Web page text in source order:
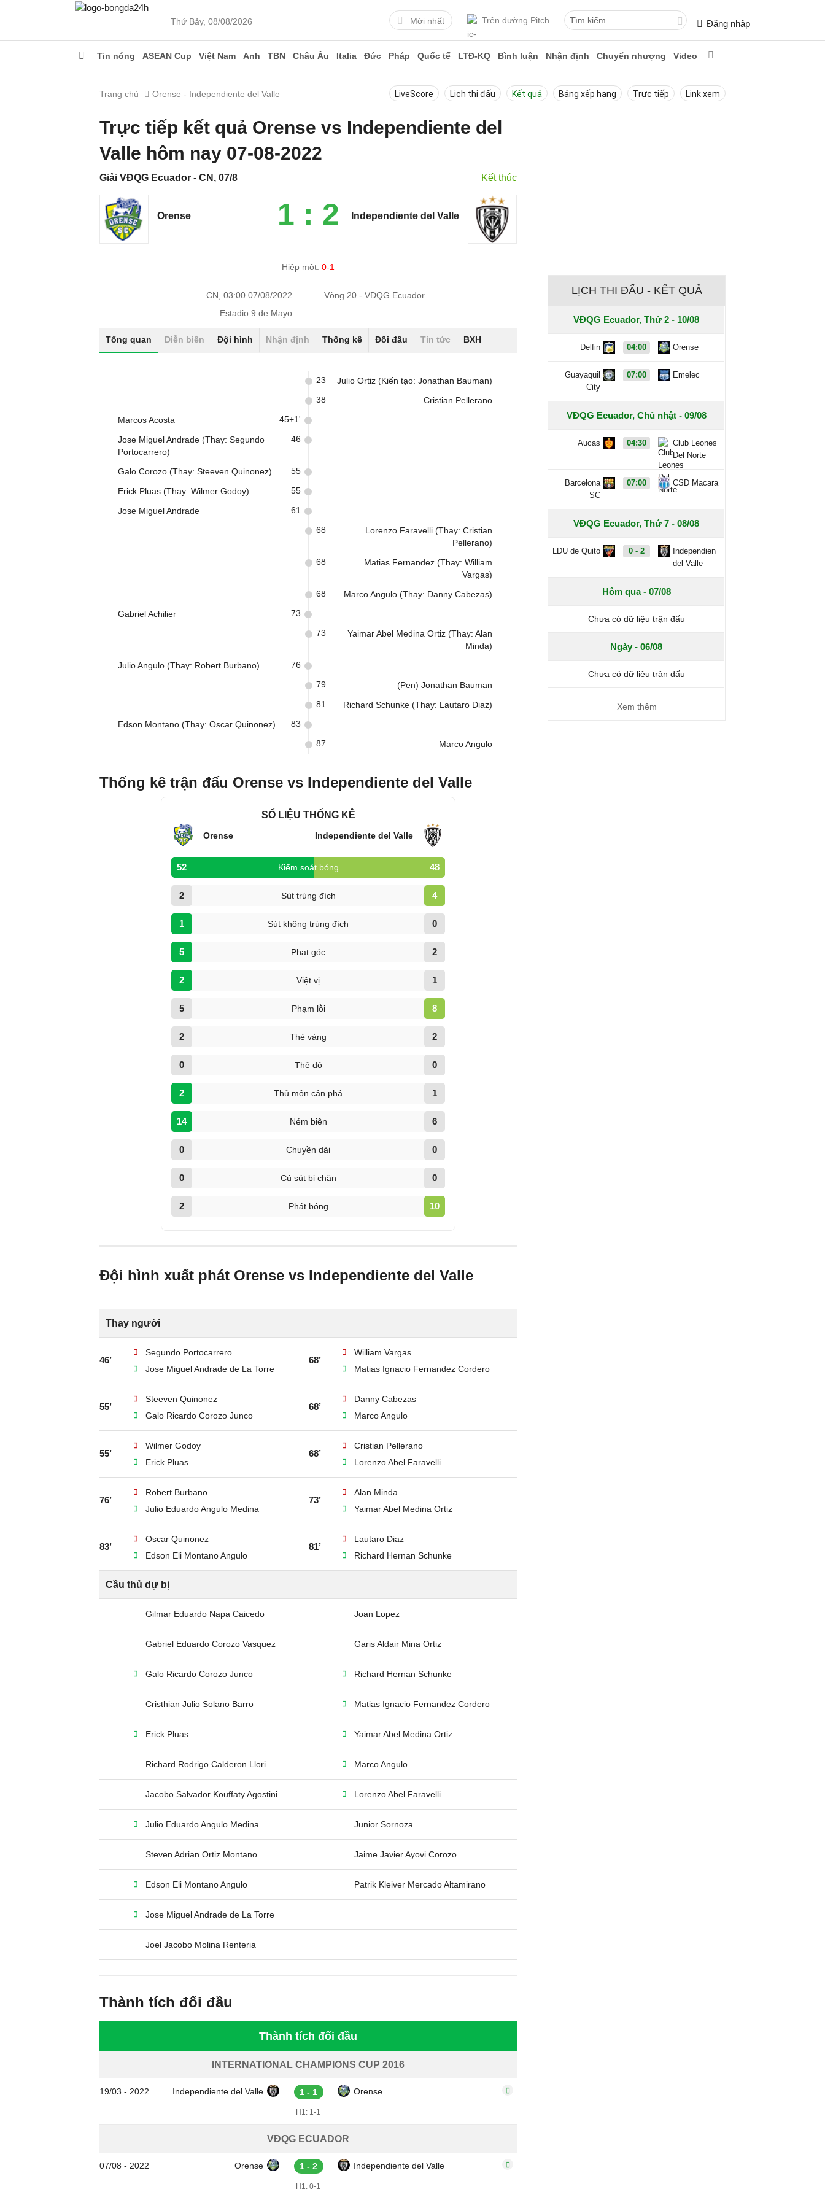
Thứ Bảy, 08/08/2026 Mới nhất Trên đường Pitch Đăng nhập
Tin nóng ASEAN Cup Việt Nam Anh TBN Châu Âu Italia Đức Pháp Quốc tế LTĐ-KQ Bình luận Nhận định Chuyển nhượng Video
Trang chủ Orense - Independiente del Valle LiveScore Lịch thi đấu Kết quả Bảng xếp hạng Trực tiếp Link xem
Trực tiếp kết quả Orense vs Independiente del
Valle hôm nay 07-08-2022
Giải VĐQG Ecuador - CN, 07/8 Kết thúc
Orense 1 : 2 Independiente del Valle
Hiệp một:0-1
CN, 03:00 07/08/2022
Vòng 20 - VĐQG Ecuador
Estadio 9 de Mayo
Tổng quan Diễn biến Đội hình Nhận định Thống kê Đối đầu Tin tức BXH
Julio Ortiz (Kiến tạo: Jonathan Bauman)
23
Cristian Pellerano
38
Marcos Acosta 45+1'
Jose Miguel Andrade (Thay: Segundo
Portocarrero)
46
Galo Corozo (Thay: Steeven Quinonez) 55
Erick Pluas (Thay: Wilmer Godoy) 55
Jose Miguel Andrade 61
Lorenzo Faravelli (Thay: Cristian
Pellerano)
68
Matias Fernandez (Thay: William
Vargas)
68
Marco Angulo (Thay: Danny Cabezas)
68
Gabriel Achilier 73
Yaimar Abel Medina Ortiz (Thay: Alan
Minda)
73
Julio Angulo (Thay: Robert Burbano) 76
(Pen) Jonathan Bauman
79
Richard Schunke (Thay: Lautaro Diaz)
81
Edson Montano (Thay: Oscar Quinonez) 83
Marco Angulo
87
Thống kê trận đấu Orense vs Independiente del Valle
SỐ LIỆU THỐNG KÊ
Orense Independiente del Valle
52 Kiểm soát bóng 48
2 Sút trúng đích 4
1 Sút không trúng đích 0
5 Phạt góc 2
2 Việt vị 1
5 Phạm lỗi 8
2 Thẻ vàng 2
0 Thẻ đỏ 0
2 Thủ môn cản phá 1
14 Ném biên 6
0 Chuyền dài 0
0 Cú sút bị chặn 0
2 Phát bóng 10
Đội hình xuất phát Orense vs Independiente del Valle
Thay người
46’
Segundo Portocarrero
Jose Miguel Andrade de La Torre
68’
William Vargas
Matias Ignacio Fernandez Cordero
55’
Steeven Quinonez
Galo Ricardo Corozo Junco
68’
Danny Cabezas
Marco Angulo
55’
Wilmer Godoy
Erick Pluas
68’
Cristian Pellerano
Lorenzo Abel Faravelli
76’
Robert Burbano
Julio Eduardo Angulo Medina
73’
Alan Minda
Yaimar Abel Medina Ortiz
83’
Oscar Quinonez
Edson Eli Montano Angulo
81’
Lautaro Diaz
Richard Hernan Schunke
Cầu thủ dự bị
Gilmar Eduardo Napa Caicedo Joan Lopez
Gabriel Eduardo Corozo Vasquez Garis Aldair Mina Ortiz
Galo Ricardo Corozo Junco Richard Hernan Schunke
Cristhian Julio Solano Barro Matias Ignacio Fernandez Cordero
Erick Pluas Yaimar Abel Medina Ortiz
Richard Rodrigo Calderon Llori Marco Angulo
Jacobo Salvador Kouffaty Agostini Lorenzo Abel Faravelli
Julio Eduardo Angulo Medina Junior Sornoza
Steven Adrian Ortiz Montano Jaime Javier Ayovi Corozo
Edson Eli Montano Angulo Patrik Kleiver Mercado Altamirano
Jose Miguel Andrade de La Torre
Joel Jacobo Molina Renteria
Thành tích đối đầu
Thành tích đối đầu
INTERNATIONAL CHAMPIONS CUP 2016
19/03 - 2022 Independiente del Valle 1 - 1 Orense
H1: 1-1
VĐQG ECUADOR
07/08 - 2022 Orense 1 - 2 Independiente del Valle
H1: 0-1
LỊCH THI ĐẤU - KẾT QUẢ
VĐQG Ecuador, Thứ 2 - 10/08
Delfin 04:00 Orense
Guayaquil
City
07:00 Emelec
VĐQG Ecuador, Chủ nhật - 09/08
Aucas 04:30
Club Leones
Del Norte
Barcelona
SC
07:00 CSD Macara
VĐQG Ecuador, Thứ 7 - 08/08
LDU de Quito 0 - 2
Independien
del Valle
Hôm qua - 07/08
Chưa có dữ liệu trận đấu
Ngày - 06/08
Chưa có dữ liệu trận đấu
Xem thêm